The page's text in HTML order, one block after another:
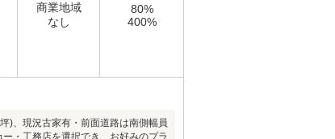
商業地域
なし
80%
400%
)、現況古家有・前面道路は南側幅員
・工務店を選択でき、お好みのプラ